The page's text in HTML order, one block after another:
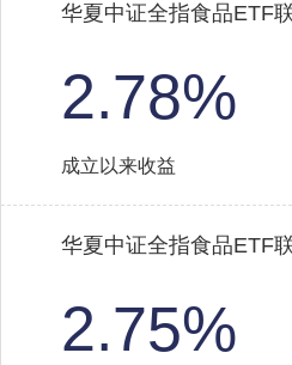
华夏中证全指食品ETF
2.78%
成立以来收益
华夏中证全指食品ETF
2.75%